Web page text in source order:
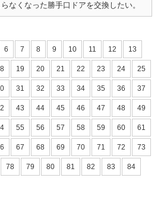
なくなった勝手口ドアを交換したい。
6 7 8 9 10 11 12 13
19 20 21 22 23 24 25
31 32 33 34 35 36 37
43 44 45 46 47 48 49
55 56 57 58 59 60 61
67 68 69 70 71 72 73
78 79 80 81 82 83 84